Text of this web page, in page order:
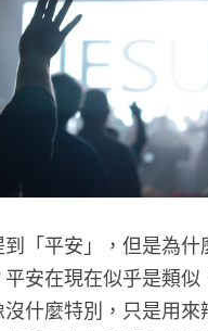
持
「平安」，但是為什
安在現在似乎是類似
什麼特別，只是用來